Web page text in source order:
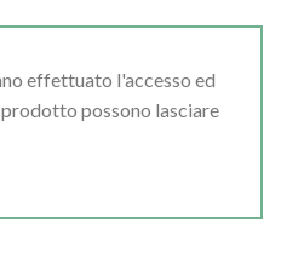
effettuato l'accesso ed
possono lasciare